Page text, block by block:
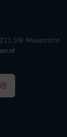
SW Maastricht